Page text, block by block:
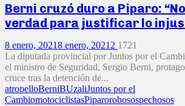
Berni cruzó duro a Piparo:
verdad para justificar lo
8 enero, 20218 enero, 2021 2 1721
La diputada provincial por Juntos por el
el ministro de Seguridad, Sergio Berni,
cruce tras la detención de...
atropelloBerniBUzaliJuntos por el
CambiomotociclistasPiparorobosospechosos